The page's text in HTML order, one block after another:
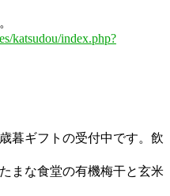
katsudou/index.php?
暮ギフトの受付中です。飲
まな食堂の有機梅干と玄米